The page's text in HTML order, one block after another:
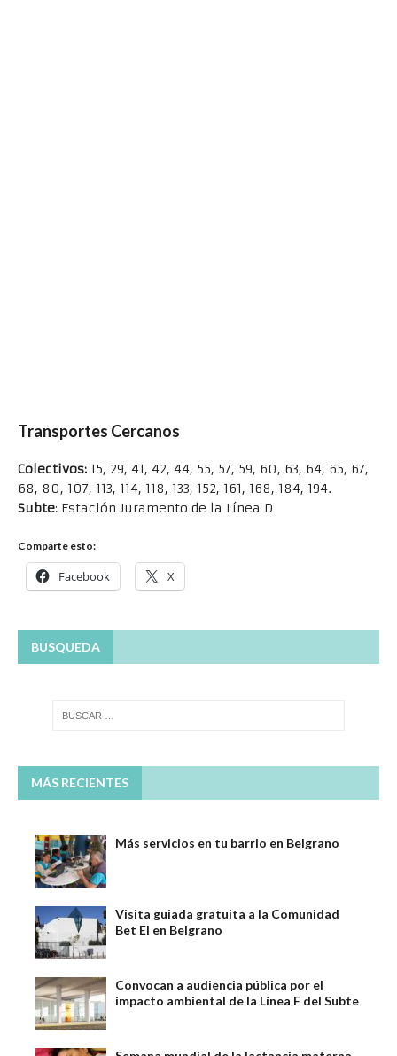
Transportes Cercanos
Colectivos: 15, 29, 41, 42, 44, 55, 57, 59, 60, 63, 64, 65, 67,
68, 80, 107, 113, 114, 118, 133, 152, 161, 168, 184, 194.
Subte: Estación Juramento de la Línea D
Comparte esto:
Facebook X
BUSQUEDA
MÁS RECIENTES
Más servicios en tu barrio en Belgrano
Visita guiada gratuita a la Comunidad
Bet El en Belgrano
Convocan a audiencia pública por el
impacto ambiental de la Línea F del Subte